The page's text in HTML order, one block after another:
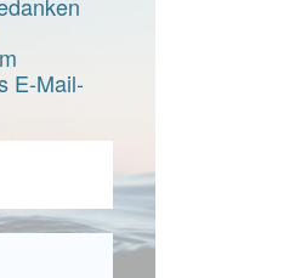
E-Mail-